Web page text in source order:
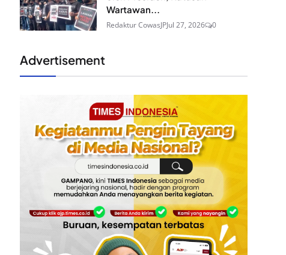
Wartawan...
Redaktur CowasJPJul 27, 2026 0
Advertisement